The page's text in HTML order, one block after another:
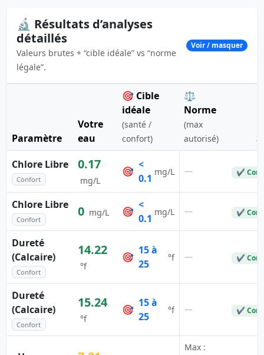
🔬 Résultats d’analyses
détaillés
Valeurs brutes + “cible idéale” vs “norme
légale”.
Voir / masquer
Paramètre
Votre
eau
🎯 Cible
idéale
(santé /
confort)
⚖️
Norme
(max
autorisé)
Chlore Libre
Confort
0.17
mg/L
🎯
<
0.1
mg/L — ✔
Chlore Libre
Confort
0 mg/L 🎯
<
0.1
mg/L — ✔
Dureté
(Calcaire)
Confort
14.22
°f
🎯
15 à
25
°f — ✔
Dureté
(Calcaire)
Confort
15.24
°f
🎯
15 à
25
°f — ✔
Max :